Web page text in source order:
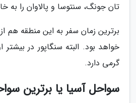
تان جونگ، سنتوسا و پالاوان را به
برترین زمان سفر به این منطقه هم از
خواهد بود. البته سنگاپور در
گرمی دارد.
سواحل آسیا یا برترین